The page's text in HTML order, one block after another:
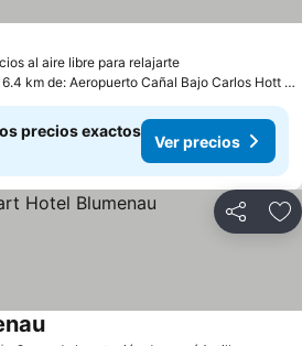
al aire libre para relajarte
a 6.4 km de: Aeropuerto Cañal Bajo Carlos Hott Siebert
precios exactos
Ver precios
Compartir